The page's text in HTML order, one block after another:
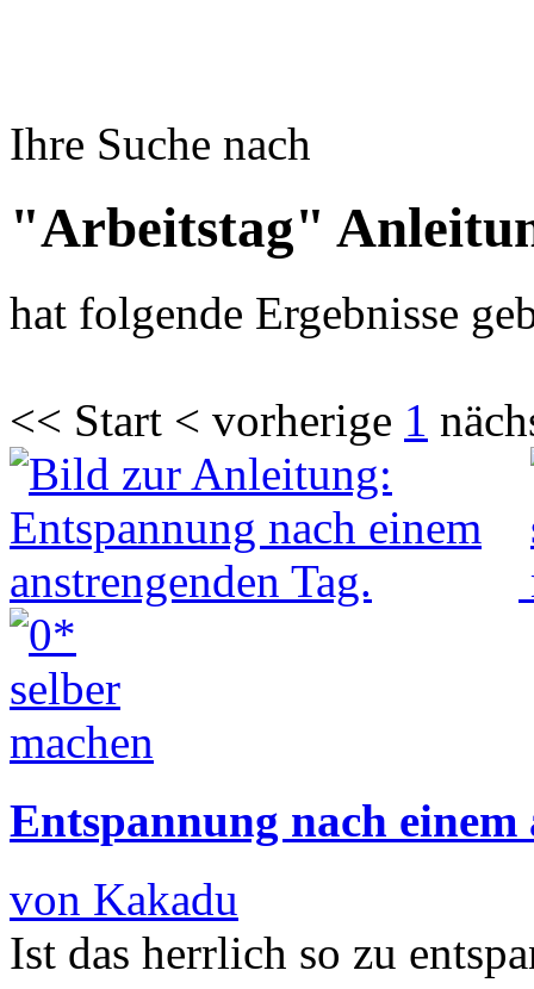
Ihre Suche nach
"Arbeitstag"
hat folgende Ergebnisse
<< Start < vorherige 1
Entspannung nach einem
von Kakadu
Ist das herrlich so zu